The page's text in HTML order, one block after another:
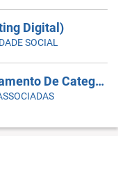
Digital)
SOCIAL
Analista De Gerenciamento De Categoria